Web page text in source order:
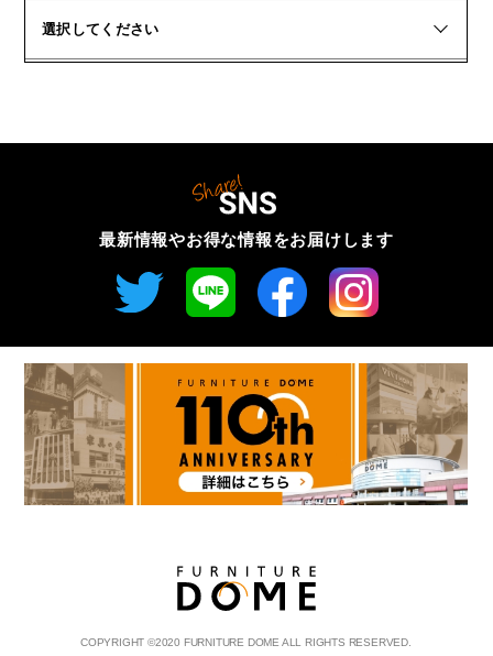
選択してください
最新情報やお得な情報をお届けします
COPYRIGHT©2020 FURNITURE DOME ALL RIGHTS RESERVED.